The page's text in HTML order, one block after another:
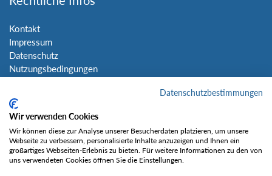
Kontakt
Impressum
Datenschutz
Nutzungsbedingungen
Social Media
Datenschutzbestimmungen
Wir verwenden Cookies
Wir können diese zur Analyse unserer Besucherdaten platzieren, um unsere
Webseite zu verbessern, personalisierte Inhalte anzuzeigen und Ihnen ein
großartiges Webseiten-Erlebnis zu bieten. Für weitere Informationen zu den von
uns verwendeten Cookies öffnen Sie die Einstellungen.